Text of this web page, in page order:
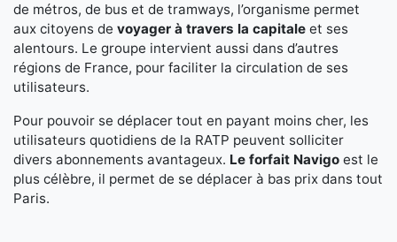
de métros, de bus et de tramways, l’organisme permet
aux citoyens de voyager à travers la capitale et ses
alentours. Le groupe intervient aussi dans d’autres
régions de France, pour faciliter la circulation de ses
utilisateurs.
Pour pouvoir se déplacer tout en payant moins cher, les
utilisateurs quotidiens de la RATP peuvent solliciter
divers abonnements avantageux. Le forfait Navigo est le
plus célèbre, il permet de se déplacer à bas prix dans tout
Paris.